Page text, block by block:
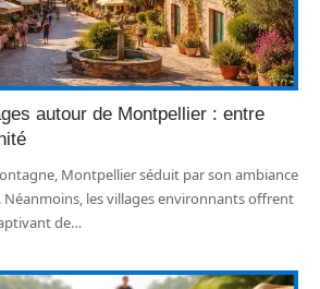
autour de Montpellier : entre
Montpellier séduit par son ambiance
les villages environnants offrent
de…